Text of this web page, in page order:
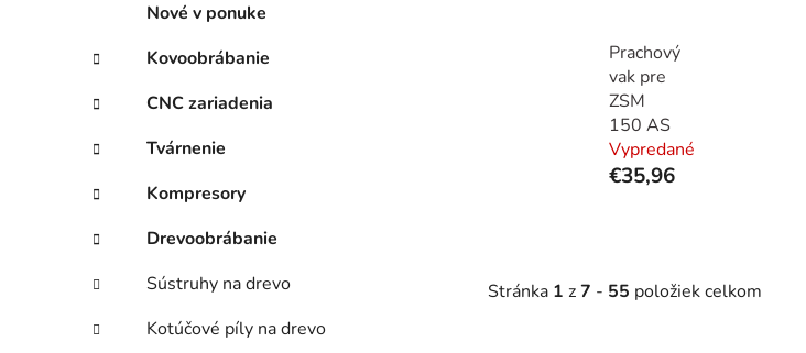
n
l
e
Nové v ponuke
Kovoobrábanie
CNC zariadenia
Tvárnenie
Kompresory
Drevoobrábanie
Sústruhy na drevo
Kotúčové píly na drevo
Prachový
vak pre
ZSM
150 AS
Vypredané
€35,96
Stránka 1 z7 - 55 položiek celkom